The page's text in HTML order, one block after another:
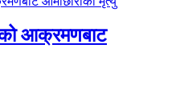
आक्रमणबाट